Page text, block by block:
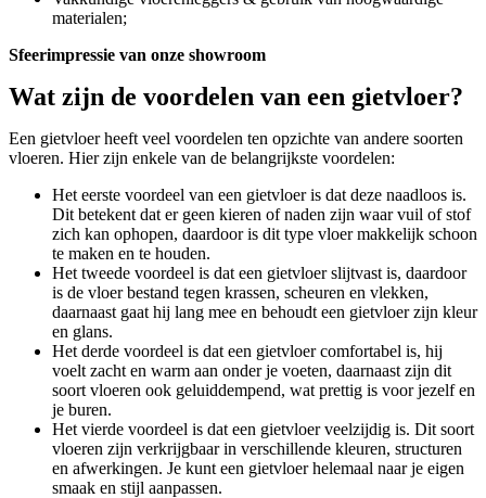
materialen;
Sfeerimpressie van onze showroom
Wat zijn de voordelen van een gietvloer?
Een gietvloer heeft veel voordelen ten opzichte van andere soorten
vloeren. Hier zijn enkele van de belangrijkste voordelen:
Het eerste voordeel van een gietvloer is dat deze naadloos is.
Dit betekent dat er geen kieren of naden zijn waar vuil of stof
zich kan ophopen, daardoor is dit type vloer makkelijk schoon
te maken en te houden.
Het tweede voordeel is dat een gietvloer slijtvast is, daardoor
is de vloer bestand tegen krassen, scheuren en vlekken,
daarnaast gaat hij lang mee en behoudt een gietvloer zijn kleur
en glans.
Het derde voordeel is dat een gietvloer comfortabel is, hij
voelt zacht en warm aan onder je voeten, daarnaast zijn dit
soort vloeren ook geluiddempend, wat prettig is voor jezelf en
je buren.
Het vierde voordeel is dat een gietvloer veelzijdig is. Dit soort
vloeren zijn verkrijgbaar in verschillende kleuren, structuren
en afwerkingen. Je kunt een gietvloer helemaal naar je eigen
smaak en stijl aanpassen.